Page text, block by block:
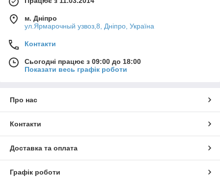
м. Дніпро
ул.Ярмарочный узвоз,8, Дніпро, Україна
Контакти
Сьогодні працює з 09:00 до 18:00
Показати весь графік роботи
Про нас
Контакти
Доставка та оплата
Графік роботи